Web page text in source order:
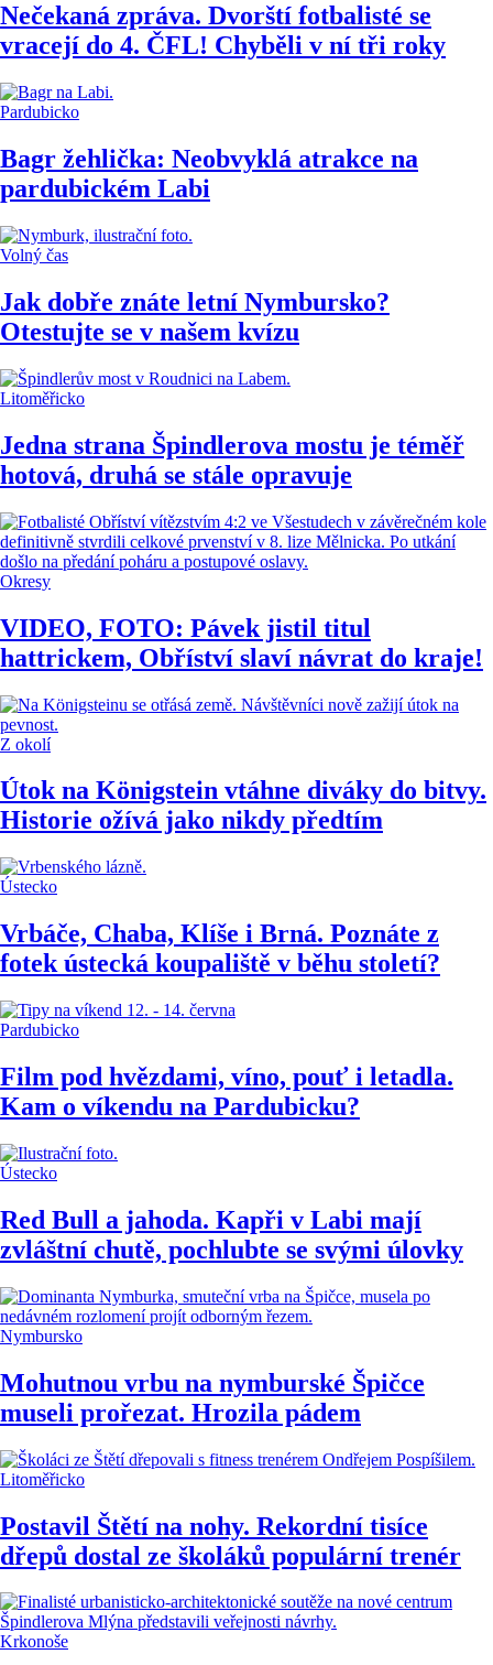
Nečekaná zpráva. Dvorští fotbalisté se
vracejí do 4. ČFL! Chyběli v ní tři roky
Pardubicko
Bagr žehlička: Neobvyklá atrakce na
pardubickém Labi
Volný čas
Jak dobře znáte letní Nymbursko?
Otestujte se v našem kvízu
Litoměřicko
Jedna strana Špindlerova mostu je téměř
hotová, druhá se stále opravuje
Okresy
VIDEO, FOTO: Pávek jistil titul
hattrickem, Obříství slaví návrat do kraje!
Z okolí
Útok na Königstein vtáhne diváky do bitvy.
Historie ožívá jako nikdy předtím
Ústecko
Vrbáče, Chaba, Klíše i Brná. Poznáte z
fotek ústecká koupaliště v běhu století?
Pardubicko
Film pod hvězdami, víno, pouť i letadla.
Kam o víkendu na Pardubicku?
Ústecko
Red Bull a jahoda. Kapři v Labi mají
zvláštní chutě, pochlubte se svými úlovky
Nymbursko
Mohutnou vrbu na nymburské Špičce
museli prořezat. Hrozila pádem
Litoměřicko
Postavil Štětí na nohy. Rekordní tisíce
dřepů dostal ze školáků populární trenér
Krkonoše